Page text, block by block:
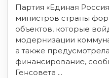
Партия «Единая
министров страны
объектов, которые
модернизации
а также
финансирование,
Генсовета ...